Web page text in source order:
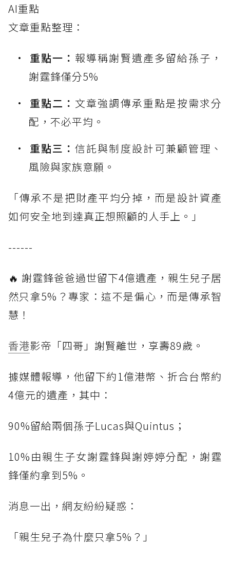
AI重點
文章重點整理：
重點一： 報導稱謝賢遺產多留給孫子，
謝霆鋒僅分5%
重點二： 文章強調傳承重點是按需求分
配，不必平均。
重點三：信託與制度設計可兼顧管理、
風險與家族意願。
「傳承不是把財產平均分掉，而是設計資產
如何安全地到達真正想照顧的人手上。」
------
🔥 謝霆鋒爸爸過世留下4億遺產，親生兒子居
然只拿5%？專家：這不是偏心，而是傳承智
慧！
香港影帝「四哥」謝賢離世，享壽89歲。
據媒體報導，他留下約1億港幣、折合台幣約
4億元的遺產，其中：
90%留給兩個孫子Lucas與Quintus；
10%由親生子女謝霆鋒與謝婷婷分配，謝霆
鋒僅約拿到5%。
消息一出，網友紛紛疑惑：
「親生兒子為什麼只拿5%？」